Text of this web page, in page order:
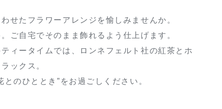
せたフラワーアレンジを愉しみませんか。
ご自宅でそのまま飾れるよう仕上げます。
ィータイムでは、ロンネフェルト社の紅茶とホ
ックス。
とのひととき”をお過ごしください。